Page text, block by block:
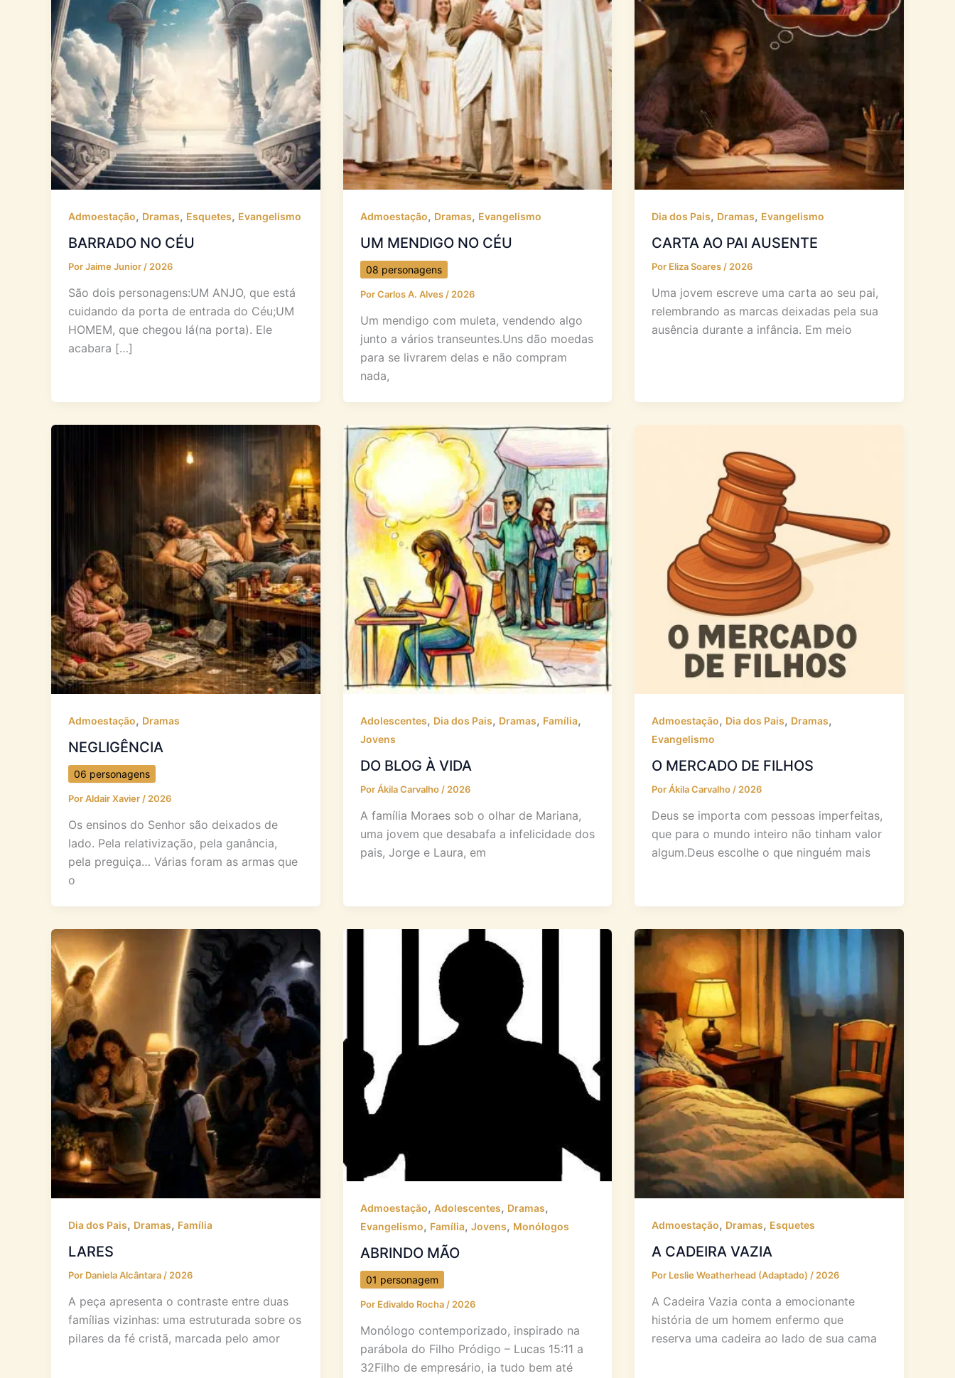
Admoestação, Dramas, Esquetes, Evangelismo
BARRADO NO CÉU
PorJaime Junior / 2026
São dois personagens:UM ANJO, que está
cuidando da porta de entrada do Céu;UM
HOMEM, que chegou lá(na porta). Ele
acabara […]
Admoestação, Dramas, Evangelismo
UM MENDIGO NO CÉU
08 personagens
PorCarlos A. Alves / 2026
Um mendigo com muleta, vendendo algo
junto a vários transeuntes.Uns dão moedas
para se livrarem delas e não compram
nada,
Dia dos Pais, Dramas, Evangelismo
CARTA AO PAI AUSENTE
Por Eliza Soares / 2026
Uma jovem escreve uma carta ao seu pai,
relembrando as marcas deixadas pela sua
ausência durante a infância. Em meio
Admoestação, Dramas
NEGLIGÊNCIA
06 personagens
PorAldair Xavier / 2026
Os ensinos do Senhor são deixados de
lado. Pela relativização, pela ganância,
pela preguiça… Várias foram as armas que
o
Adolescentes, Dia dos Pais, Dramas, Família,
Jovens
DO BLOG À VIDA
PorÁkila Carvalho / 2026
A família Moraes sob o olhar de Mariana,
uma jovem que desabafa a infelicidade dos
pais, Jorge e Laura, em
Admoestação, Dia dos Pais, Dramas,
Evangelismo
O MERCADO DE FILHOS
PorÁkila Carvalho / 2026
Deus se importa com pessoas imperfeitas,
que para o mundo inteiro não tinham valor
algum.Deus escolhe o que ninguém mais
Dia dos Pais, Dramas, Família
LARES
Por Daniela Alcântara / 2026
A peça apresenta o contraste entre duas
famílias vizinhas: uma estruturada sobre os
pilares da fé cristã, marcada pelo amor
Admoestação, Adolescentes, Dramas,
Evangelismo, Família, Jovens, Monólogos
ABRINDO MÃO
01 personagem
Por Edivaldo Rocha / 2026
Monólogo contemporizado, inspirado na
parábola do Filho Pródigo – Lucas 15:11 a
32Filho de empresário, ia tudo bem até
Admoestação, Dramas, Esquetes
A CADEIRA VAZIA
Por Leslie Weatherhead (Adaptado) / 2026
A Cadeira Vazia conta a emocionante
história de um homem enfermo que
reserva uma cadeira ao lado de sua cama